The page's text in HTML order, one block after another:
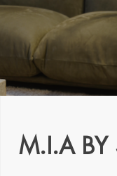
M.I.A BY